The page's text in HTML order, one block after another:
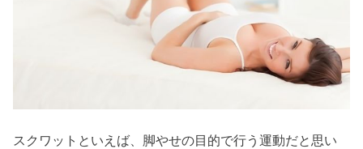
スクワットといえば、脚やせの目的で行う運動だと思い